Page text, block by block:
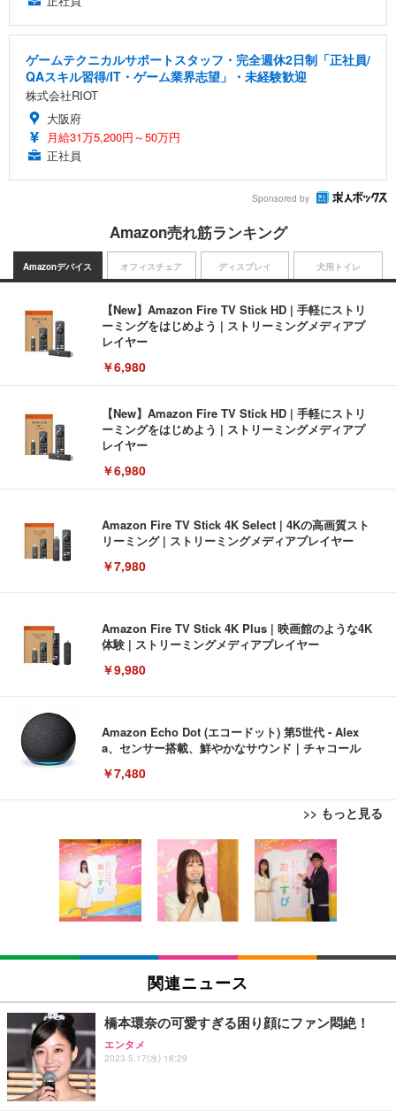
ゲームテクニカルサポートスタッフ・完全週休2日制「正社員/
QAスキル習得/IT・ゲーム業界志望」・未経験歓迎
株式会社RIOT
大阪府
月給31万5,200円～50万円
正社員
Sponsored by
Amazon売れ筋ランキング
Amazonデバイス
【New】Amazon Fire TV Stick HD | 手軽にストリ
ーミングをはじめよう | ストリーミングメディアプ
レイヤー
￥6,980
【New】Amazon Fire TV Stick HD | 手軽にストリ
ーミングをはじめよう | ストリーミングメディアプ
レイヤー
￥6,980
Amazon Fire TV Stick 4K Select | 4Kの高画質スト
リーミング | ストリーミングメディアプレイヤー
￥7,980
Amazon Fire TV Stick 4K Plus | 映画館のような4K
体験 | ストリーミングメディアプレイヤー
￥9,980
Amazon Echo Dot (エコードット) 第5世代 - Alex
a、センサー搭載、鮮やかなサウンド｜チャコール
￥7,480
>> もっと見る
オフィスチェア
[EdoErgo] オフィスチェア 椅子 テレワーク 疲れな
い 跳ね上げ式アームレスト コンパクト 約105度ロッ
キング pc 事務椅子 360度回転 座面昇降 強化ナイロ
ン樹脂ベース 通気性メッシュ 在宅ワーク H-WY01
(黒網+黒枠+黒足)
￥5,699
SIHOO B100 オフィスチェア／デスクチェア メッシ
ュチェア 人間工学 疲れない ブラック
￥27,999
Sezlife オフィスチェア デスクチェア 疲れない テレ
ディスプレイ
EIZO ビジネス向けプレミアムモニター | FlexScan
EV3240X-WT | 31.5型4K UHD・USB Type-C・ホワ
イト
￥105,595
EIZO ビジネス向けプレミアムモニター | FlexScan
￥109,572
【純正品】27"ゲーミングモニター DualSense 充電
犬用トイレ
Amazonベーシック ペットシーツ 薄型 レギュラー 1
回使い捨て 無香料 ホワイト 300枚
￥3,373
Amazonベーシック ペットシーツ 厚型 ワイド 42枚
x2袋(84枚) ホワイト(吸収面:ライトブルー)
￥3,234
ネオ・ルーライフ ネオ・オムツ L 中型犬用 26枚入
関連ニュース
橋本環奈の可愛すぎる困り顔にファン悶絶！
エンタメ
2023.5.17(水) 18:29